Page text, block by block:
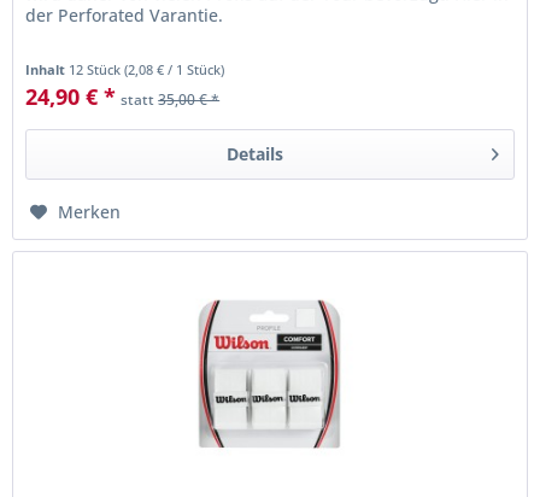
der Perforated Varantie.
Inhalt 12 Stück(2,08 € / 1 Stück)
24,90 € * statt35,00 € *
Details
Merken